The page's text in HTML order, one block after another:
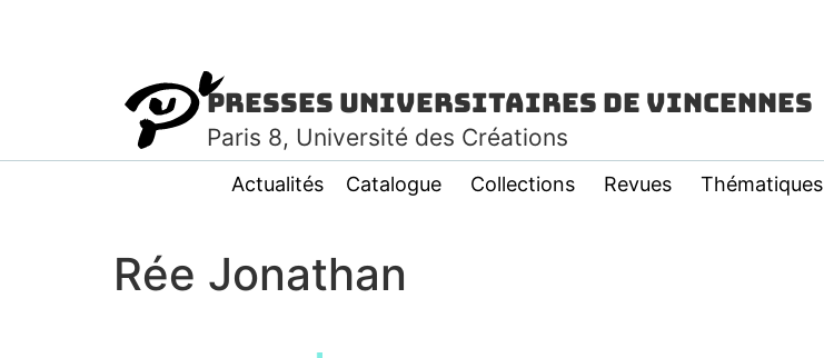
Presses Universitaires de Vincennes
Paris 8, Université des Créations
Actualités Catalogue Collections Revues Thématiques
Rée Jonathan